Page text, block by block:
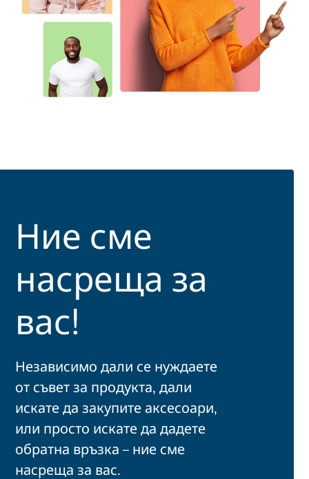
Ние сме
насреща за
вас!
Независимо дали се нуждаете
от съвет за продукта, дали
искате да закупите аксесоари,
или просто искате да дадете
обратна връзка – ние сме
насреща за вас.